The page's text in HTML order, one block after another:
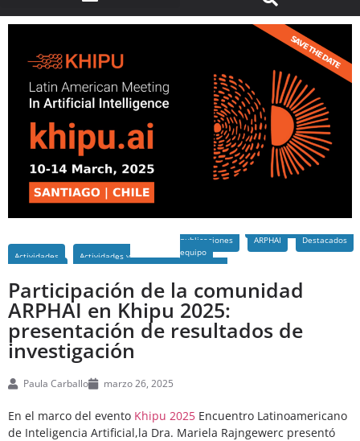
Actividades Actividades y
publicaciones ARPHAI
Destacados
equipo
Participación de la comunidad
ARPHAI en Khipu 2025:
presentación de resultados de
investigación
Paula Carballo marzo 26, 2025
En el marco del evento Khipu 2025 Encuentro Latinoamericano
de Inteligencia Artificial,la Dra. Mariela Rajngewerc presentó